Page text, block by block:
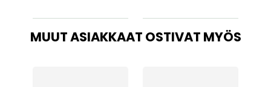
MUUT ASIAKKAAT OSTIVAT MYÖS